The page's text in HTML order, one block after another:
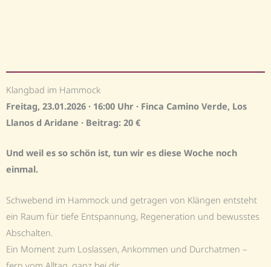
Klangbad im Hammock
Freitag, 23.01.2026 · 16:00 Uhr · Finca Camino Verde, Los
Llanos d Aridane · Beitrag: 20 €
Und weil es so schön ist, tun wir es diese Woche noch
einmal.
Schwebend im Hammock und getragen von Klängen entsteht
ein Raum für tiefe Entspannung, Regeneration und bewusstes
Abschalten.
Ein Moment zum Loslassen, Ankommen und Durchatmen –